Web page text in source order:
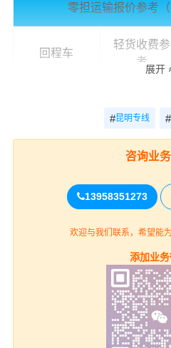
零担运输报价参考（
回程车
轻货收费参
考
五华区、
县、宜良县
县、寻甸
电话沟通）
大理
展开
#昆明专线 #
咨询业
13958351273
欢迎与我们联系，希望能
添加业